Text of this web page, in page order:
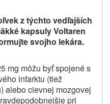
z týchto vedľajších
kapsuly Voltaren
svojho lekára.
mg môžu byť spojené s
infarktu (tiež
alebo cievnej mozgovej
pri